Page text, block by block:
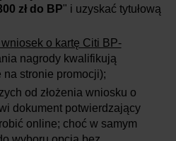
zł do BP" i uzyskać tytułową
wniosek o kartę Citi BP-
nagrody kwalifikują
na stronie promocji);
od złożenia wniosku o
dokument potwierdzający
online; choć w samym